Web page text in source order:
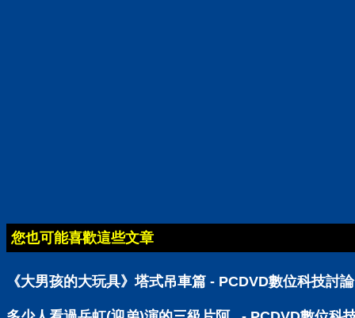
您也可能喜歡這些文章
《大男孩的大玩具》塔式吊車篇 - PCDVD數位科技討